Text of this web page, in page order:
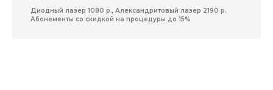
Диодный лазер 1080 р., Александритовый лазер 2190 р.
Абонементы со скидкой на процедуры до 15%